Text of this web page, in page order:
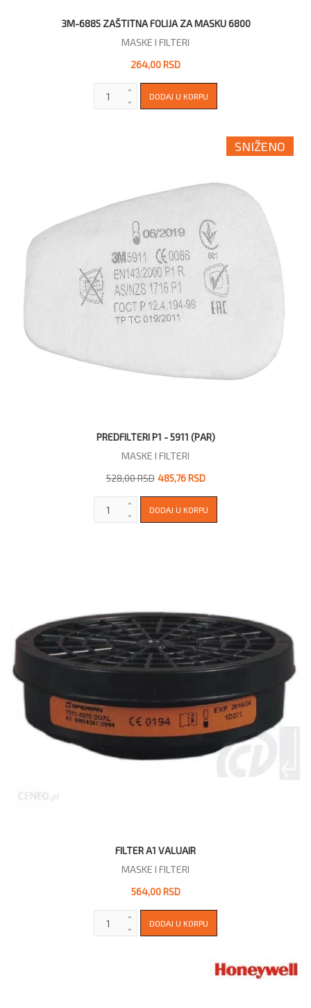
3M-6885 ZAŠTITNA FOLIJA ZA MASKU 6800
MASKE I FILTERI
264,00 RSD
SNIŽENO
PREDFILTERI P1 - 5911 (PAR)
MASKE I FILTERI
528,00 RSD 485,76 RSD
FILTER A1 VALUAIR
MASKE I FILTERI
564,00 RSD